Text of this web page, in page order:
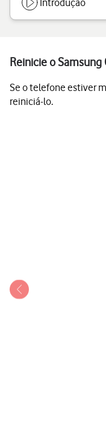
Introdução
Reinicie o Samsung
Se o telefone estiver
reiniciá-lo.